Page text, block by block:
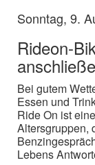
Sonntag, 9.
Rideon-
Bei gutem
Essen und
Ride On ist
Altersgruppen,
Lebens